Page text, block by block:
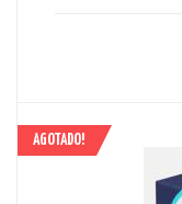
AGOTADO!